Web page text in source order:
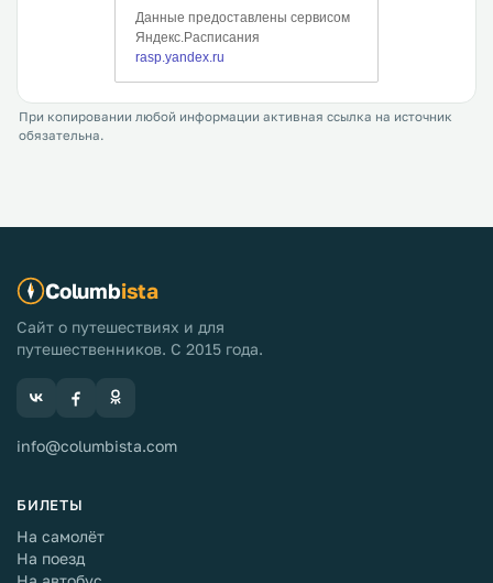
При копировании любой информации активная ссылка на источник
обязательна.
Columbista
Сайт о путешествиях и для
путешественников. С 2015 года.
info@columbista.com
БИЛЕТЫ
На самолёт
На поезд